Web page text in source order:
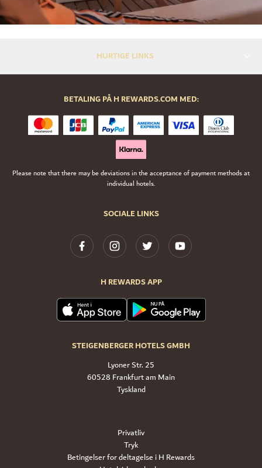
HURTIGE LINKS
SOCIALE LINKS
H REWARDS APP
STEIGENBERGER HOTELS GMBH
Lyoner Str. 25
60528 Frankfurt am Main
Tyskland
BETALING PÅ H REWARDS.COM MED:
Please note that there may be deviations in the acceptance of payment methods at
individual hotels.
Privatliv
Tryk
Betingelser for deltagelse i H Rewards